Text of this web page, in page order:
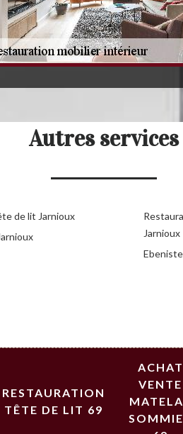
Autres services
de lit Jarnioux
Jarnioux
RESTAURATION
TÊTE DE LIT 69
ACHAT
VENTE